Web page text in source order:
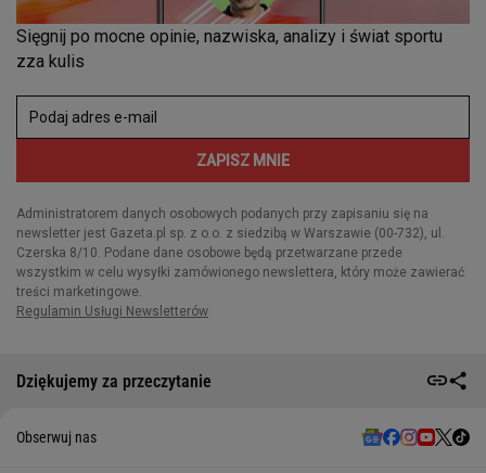
Dziękujemy za przeczytanie
Obserwuj nas